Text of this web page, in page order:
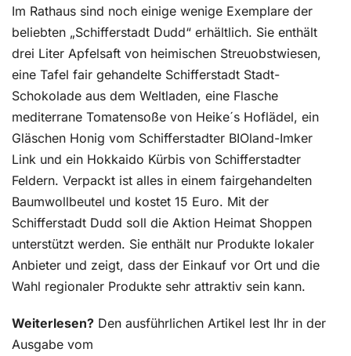
Im Rathaus sind noch einige wenige Exemplare der
beliebten „Schifferstadt Dudd“ erhältlich. Sie enthält
drei Liter Apfelsaft von heimischen Streuobstwiesen,
eine Tafel fair gehandelte Schifferstadt Stadt-
Schokolade aus dem Weltladen, eine Flasche
mediterrane Tomatensoße von Heike´s Hoflädel, ein
Gläschen Honig vom Schifferstadter BIOland-Imker
Link und ein Hokkaido Kürbis von Schifferstadter
Feldern. Verpackt ist alles in einem fairgehandelten
Baumwollbeutel und kostet 15 Euro. Mit der
Schifferstadt Dudd soll die Aktion Heimat Shoppen
unterstützt werden. Sie enthält nur Produkte lokaler
Anbieter und zeigt, dass der Einkauf vor Ort und die
Wahl regionaler Produkte sehr attraktiv sein kann.
Weiterlesen? Den ausführlichen Artikel lest Ihr in der
Ausgabe vom